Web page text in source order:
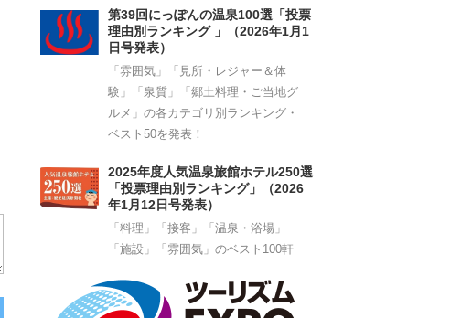
第39回にっぽんの温泉100選「投票
理由別ランキング 」（2026年1月1
日号発表）
「雰囲気」「見所・レジャー＆体
験」「泉質」「郷土料理・ご当地グ
ルメ」の各カテゴリ別ランキング・
ベスト50を発表！
2025年度人気温泉旅館ホテル250選
「投票理由別ランキング」（2026
年1月12日号発表）
「料理」「接客」「温泉・浴場」
「施設」「雰囲気」のベスト100軒